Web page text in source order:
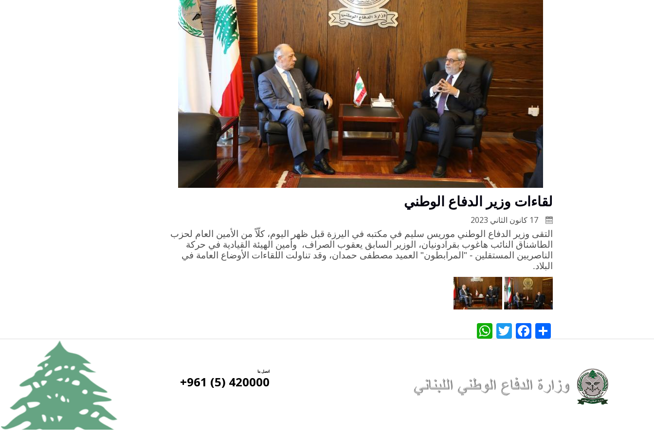
لقاءات وزير الدفاع الوطني
17 كانون الثاني 2023
التقى وزير الدفاع الوطني موريس سليم في مكتبه في اليرزة قبل ظهر اليوم، كلّاً من الأمين العام لحزب
الطاشناق النائب هاغوب بقرادونيان، الوزير السابق يعقوب الصراف، وأمين الهيئة القيادية في حركة
الناصريين المستقلين - "المرابطون" العميد مصطفى حمدان، وقد تناولت اللقاءات الأوضاع العامة في
البلاد.
Share
Facebook
Twitter
اتصل بنا
420000 (5) 961+